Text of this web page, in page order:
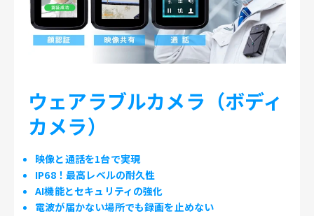
ウェアラブルカメラ（ボディ
カメラ）
映像と通話を1台で実現
IP68！最高レベルの耐久性
AI機能とセキュリティの強化
電波が届かない場所でも録画を止めない